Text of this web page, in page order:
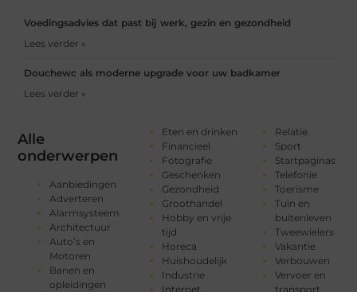
Alle
onderwerpen
Aanbiedingen
Adverteren
Alarmsysteem
Architectuur
Auto’s en
Motoren
Banen en
opleidingen
Eten en drinken
Financieel
Fotografie
Geschenken
Gezondheid
Groothandel
Hobby en vrije
tijd
Horeca
Huishoudelijk
Industrie
Internet
Relatie
Sport
Startpaginas
Telefonie
Toerisme
Tuin en
buitenleven
Tweewielers
Vakantie
Verbouwen
Vervoer en
transport
Voedingsadvies dat past bij werk, gezin en gezondheid
Lees verder »
Douchewc als moderne upgrade voor uw badkamer
Lees verder »